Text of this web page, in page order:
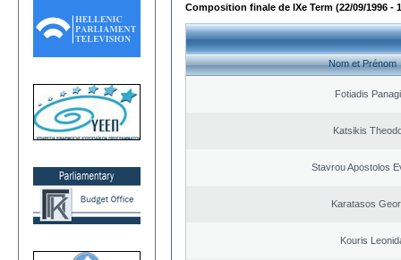
Composition finale de IXe Term (22/09/1996 -
Nom et Prénom
Fotiadis
Katsikis
Stavrou Apostolos
Karatasos
Kouris